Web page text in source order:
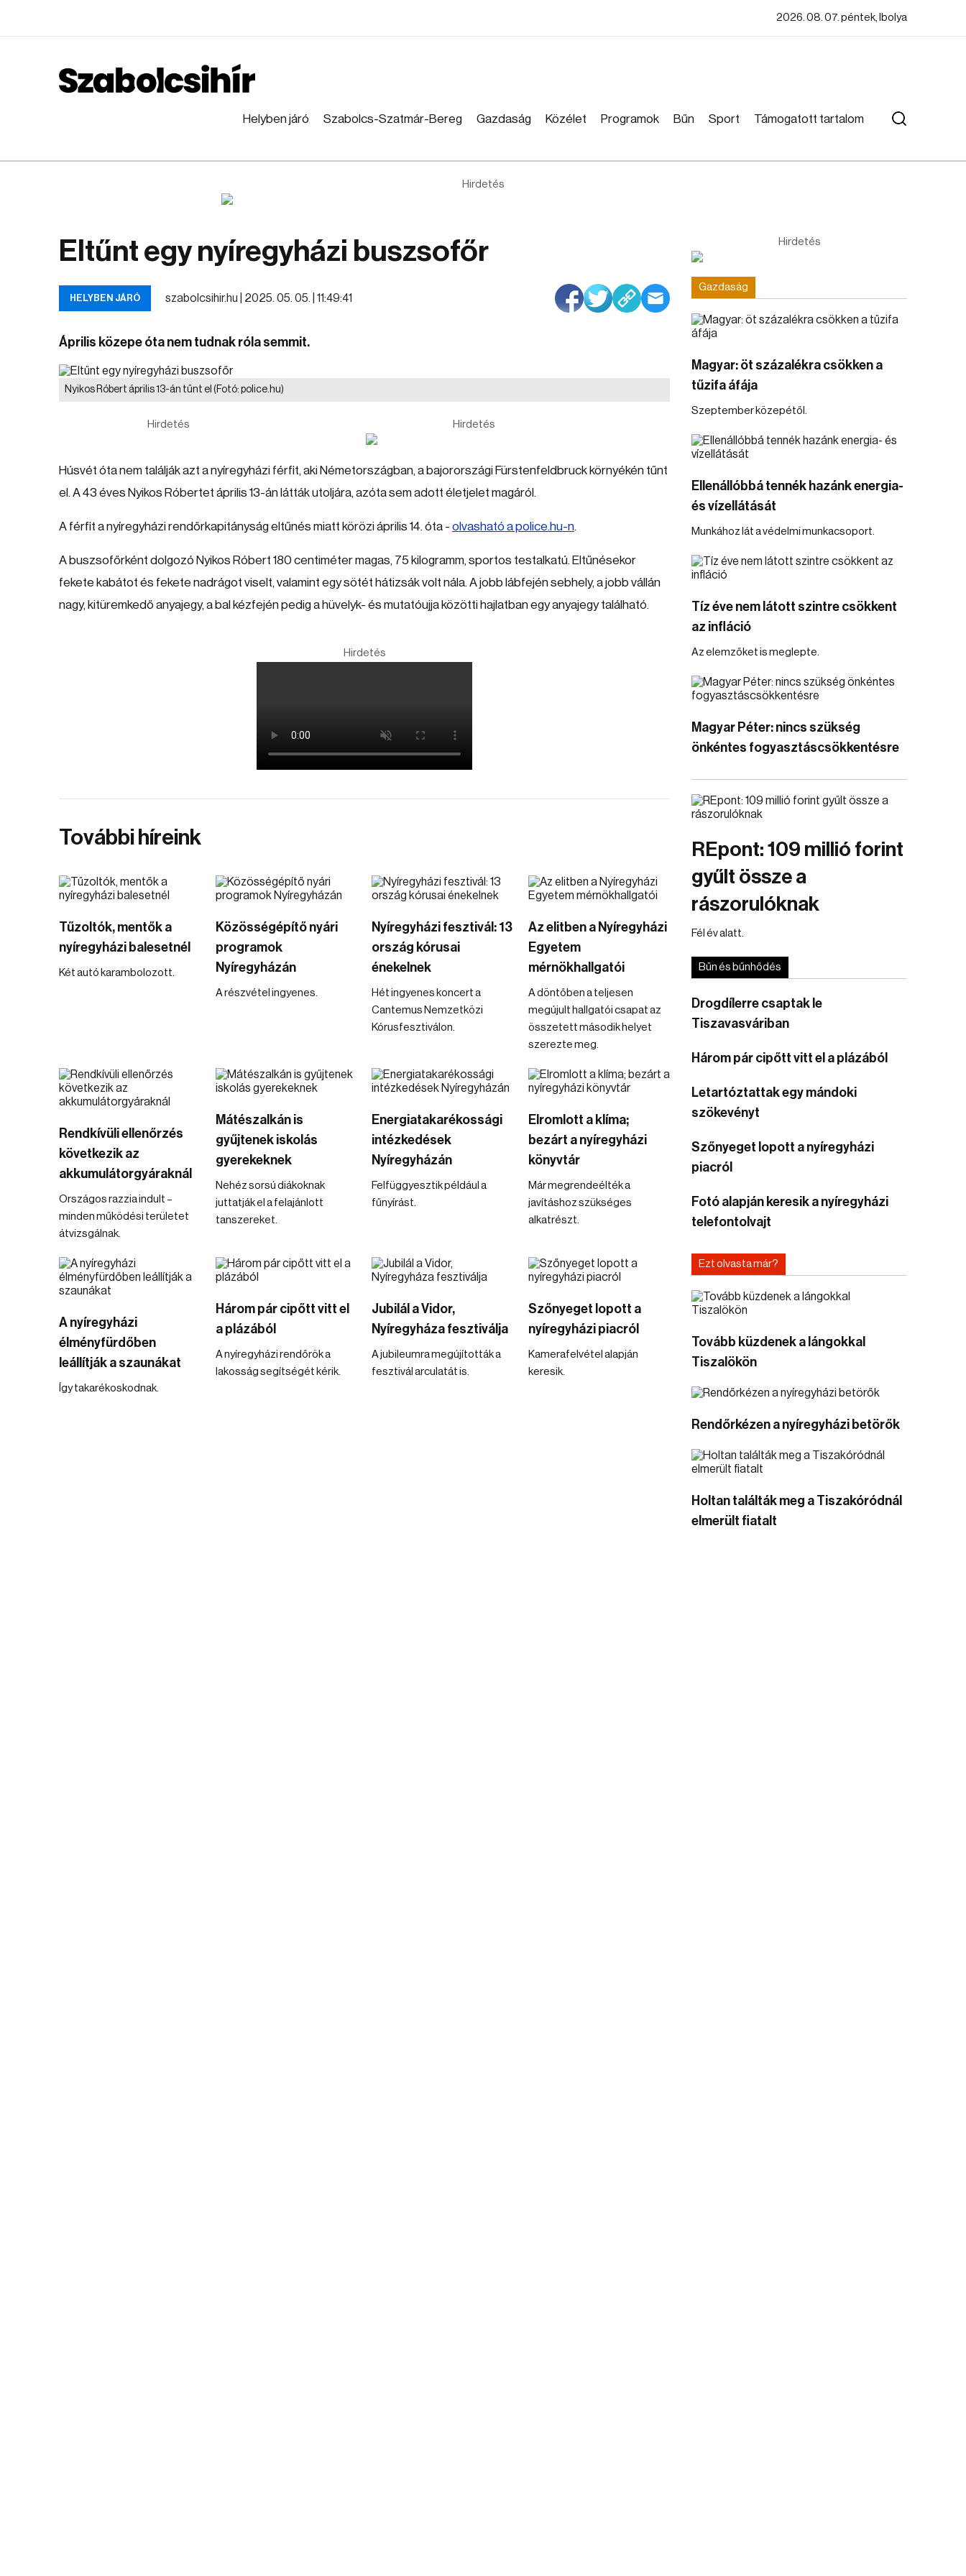
2026. 08. 07. péntek, Ibolya
Helyben járó Szabolcs-Szatmár-Bereg Gazdaság Közélet Programok Bűn Sport Támogatott tartalom
Hirdetés
Eltűnt egy nyíregyházi buszsofőr
HELYBEN JÁRÓ szabolcsihir.hu | 2025. 05. 05. | 11:49:41
Április közepe óta nem tudnak róla semmit.
Nyikos Róbert április 13-án tűnt el (Fotó: police.hu)
Hirdetés Hirdetés
Húsvét óta nem találják azt a nyíregyházi férfit, aki Németországban, a bajorországi Fürstenfeldbruck környékén tűnt
el. A 43 éves Nyikos Róbertet április 13-án látták utoljára, azóta sem adott életjelet magáról.
A férfit a nyíregyházi rendőrkapitányság eltűnés miatt körözi április 14. óta - olvasható a police.hu-n.
A buszsofőrként dolgozó Nyikos Róbert 180 centiméter magas, 75 kilogramm, sportos testalkatú. Eltűnésekor
fekete kabátot és fekete nadrágot viselt, valamint egy sötét hátizsák volt nála. A jobb lábfején sebhely, a jobb vállán
nagy, kitüremkedő anyajegy, a bal kézfején pedig a hüvelyk- és mutatóujja közötti hajlatban egy anyajegy található.
Hirdetés
További híreink
Tűzoltók, mentők a
nyíregyházi balesetnél
Két autó karambolozott.
Közösségépítő nyári
programok
Nyíregyházán
A részvétel ingyenes.
Nyíregyházi fesztivál: 13
ország kórusai
énekelnek
Hét ingyenes koncert a
Cantemus Nemzetközi
Kórusfesztiválon.
Az elitben a Nyíregyházi
Egyetem
mérnökhallgatói
A döntőben a teljesen
megújult hallgatói csapat az
összetett második helyet
szerezte meg.
Rendkívüli ellenőrzés
következik az
akkumulátorgyáraknál
Országos razzia indult –
minden működési területet
átvizsgálnak.
Mátészalkán is
gyűjtenek iskolás
gyerekeknek
Nehéz sorsú diákoknak
juttatják el a felajánlott
tanszereket.
Energiatakarékossági
intézkedések
Nyíregyházán
Felfüggyesztik például a
fűnyírást.
Elromlott a klíma;
bezárt a nyíregyházi
könyvtár
Már megrendeélték a
javításhoz szükséges
alkatrészt.
A nyíregyházi
élményfürdőben
leállítják a szaunákat
Így takarékoskodnak.
Három pár cipőtt vitt el
a plázából
A nyíregyházi rendőrök a
lakosság segítségét kérik.
Jubilál a Vidor,
Nyíregyháza fesztiválja
A jubileumra megújították a
fesztivál arculatát is.
Szőnyeget lopott a
nyíregyházi piacról
Kamerafelvétel alapján
keresik.
Hirdetés
Gazdaság
Magyar: öt százalékra csökken a
tűzifa áfája
Szeptember közepétől.
Ellenállóbbá tennék hazánk energia-
és vízellátását
Munkához lát a védelmi munkacsoport.
Tíz éve nem látott szintre csökkent
az infláció
Az elemzőket is meglepte.
Magyar Péter: nincs szükség
önkéntes fogyasztáscsökkentésre
REpont: 109 millió forint
gyűlt össze a
rászorulóknak
Fél év alatt.
Bűn és bűnhődés
Drogdílerre csaptak le
Tiszavasváriban
Három pár cipőtt vitt el a plázából
Letartóztattak egy mándoki
szökevényt
Szőnyeget lopott a nyíregyházi
piacról
Fotó alapján keresik a nyíregyházi
telefontolvajt
Ezt olvasta már?
Tovább küzdenek a lángokkal
Tiszalökön
Rendőrkézen a nyíregyházi betörők
Holtan találták meg a Tiszakóródnál
elmerült fiatalt